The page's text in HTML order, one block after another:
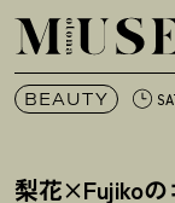
オトナ
BEAUTY
梨花×Fujikoの